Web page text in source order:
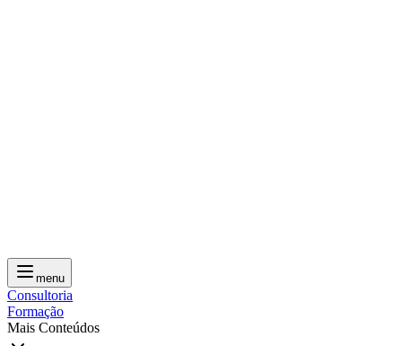
menu
Consultoria
Formação
Mais Conteúdos